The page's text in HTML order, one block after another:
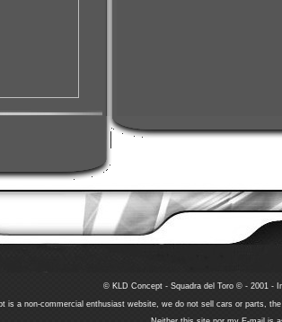
© KLD Concept - Squadra del Toro © - 2001 -
is a non-commercial enthusiast website, we do not sell cars or parts,